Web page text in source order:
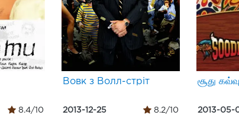
8.4/10
Вовк з Волл-стріт
2013-12-25 8.2/10
சூது
2013-05-